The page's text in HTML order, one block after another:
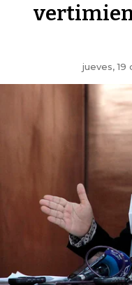
jueves, 19